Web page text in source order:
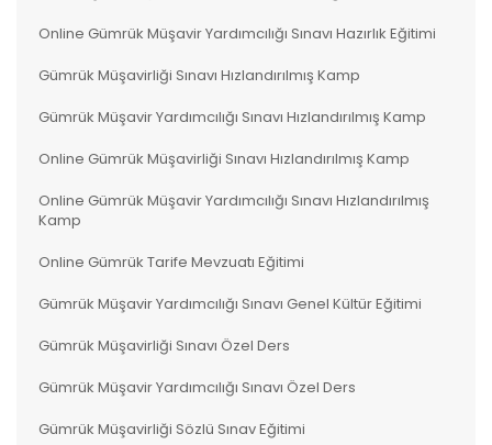
Online Gümrük Müşavir Yardımcılığı Sınavı Hazırlık Eğitimi
Gümrük Müşavirliği Sınavı Hızlandırılmış Kamp
Gümrük Müşavir Yardımcılığı Sınavı Hızlandırılmış Kamp
Online Gümrük Müşavirliği Sınavı Hızlandırılmış Kamp
Online Gümrük Müşavir Yardımcılığı Sınavı Hızlandırılmış
Kamp
Online Gümrük Tarife Mevzuatı Eğitimi
Gümrük Müşavir Yardımcılığı Sınavı Genel Kültür Eğitimi
Gümrük Müşavirliği Sınavı Özel Ders
Gümrük Müşavir Yardımcılığı Sınavı Özel Ders
Gümrük Müşavirliği Sözlü Sınav Eğitimi